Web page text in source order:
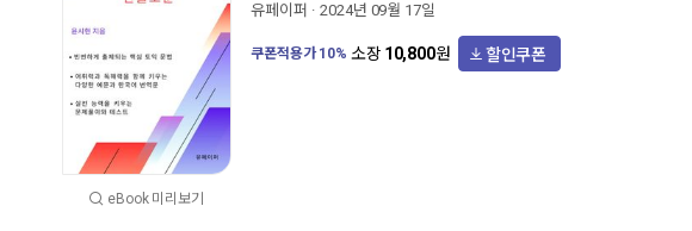
eBook 미리보기
유페이퍼
2024년 09월 17일
쿠폰적용가10% 소장 10,800원 할인쿠폰